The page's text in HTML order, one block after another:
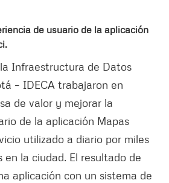
de usuario de la aplicación
Infraestructura de Datos
– IDECA trabajaron en
de valor y mejorar la
de la aplicación Mapas
utilizado a diario por miles
en la ciudad. El resultado de
aplicación con un sistema de